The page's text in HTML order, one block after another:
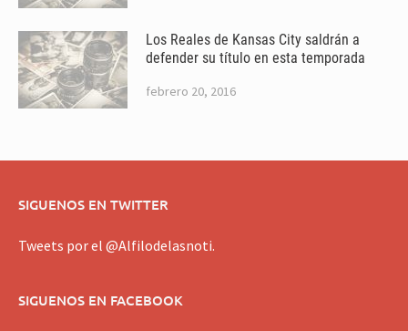
Los Reales de Kansas City saldrán a
defender su título en esta temporada
febrero 20, 2016
SIGUENOS EN TWITTER
Tweets por el @Alfilodelasnoti.
SIGUENOS EN FACEBOOK